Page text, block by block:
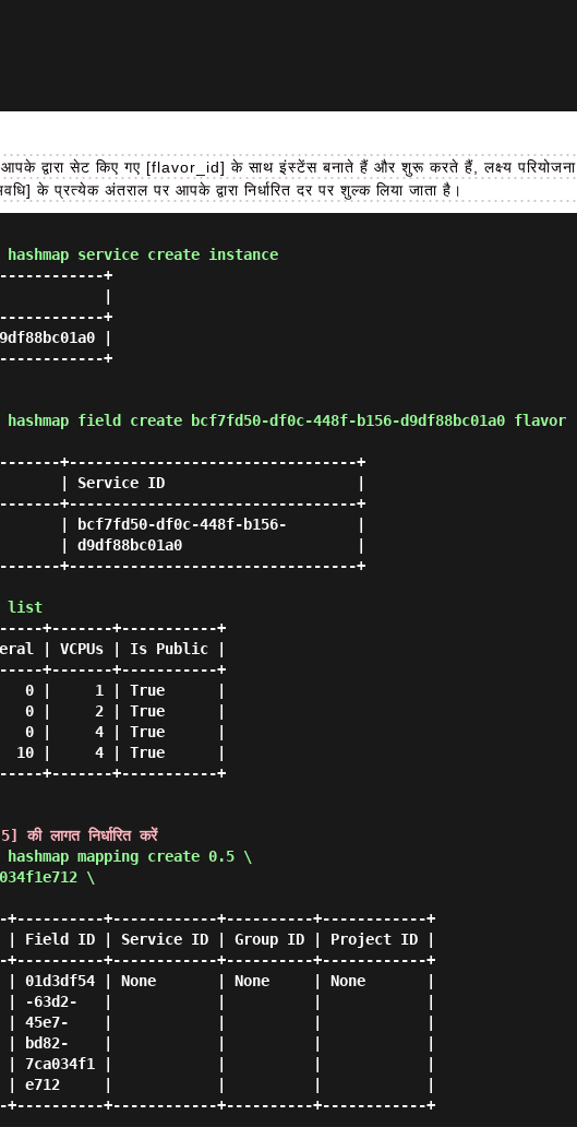
द्वारा सेट किए गए [flavor_id] के साथ इंस्टेंस बनाते हैं और शुरू करते हैं, लक्ष्य परियोजना
के प्रत्येक अंतराल पर आपके द्वारा निर्धारित दर पर शुल्क लिया जाता है।
service create instance
+
|
+
|
+
field create bcf7fd50-df0c-448f-b156-d9df88bc01a0 flavor
+---------------------------------+
| Service ID                      |
+---------------------------------+
| bcf7fd50-df0c-448f-b156-        |
| d9df88bc01a0                    |
+---------------------------------+
list
+-------+-----------+
| VCPUs | Is Public |
+-------+-----------+
0 |     1 | True      |
0 |     2 | True      |
0 |     4 | True      |
10 |     4 | True      |
+-------+-----------+
लागत निर्धारित करें
mapping create 0.5 \
\
+------------+----------+------------+
| Field ID | Service ID | Group ID | Project ID |
+------------+----------+------------+
01d3df54 | None       | None     | None       |
| -63d2-   |            |          |            |
| 45e7-    |            |          |            |
| bd82-    |            |          |            |
|            |          |            |
|            |          |            |